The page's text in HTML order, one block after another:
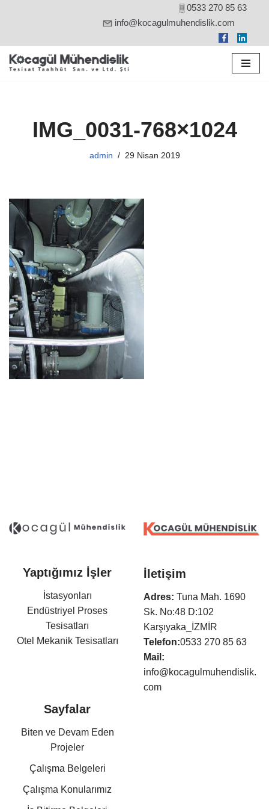
0533 270 85 63
info@kocagulmuhendislik.com
IMG_0031-768×1024
admin 29 Nisan 2019
Yaptığımız İşler
Arıtma Tesisleri ve Terfi
İstasyonları
Endüstriyel Proses
Tesisatları
Otel Mekanik Tesisatları
Söndürme Tesisatları
Basınçlı Hava ve Buhar
Tesisatları
Kat Kaloriferi Tesisatları
Güneş Enerjisi Sistemleri
Doğalgaz Tesisatları
İletişim
Adres: Tuna Mah. 1690
Sk. No:48 D:102
Karşıyaka_İZMİR
Telefon:0533 270 85 63
Mail:
info@kocagulmuhendislik.
com
Sayfalar
Biten ve Devam Eden
Projeler
Çalışma Belgeleri
Çalışma Konularımız